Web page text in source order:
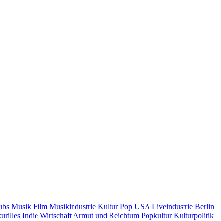
Musik Film Musikindustrie Kultur Pop USA Liveindustrie Berlin
Indie Wirtschaft Armut und Reichtum Popkultur Kulturpolitik